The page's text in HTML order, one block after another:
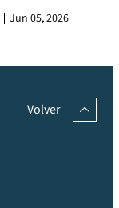
Jun 05, 2026
Volver